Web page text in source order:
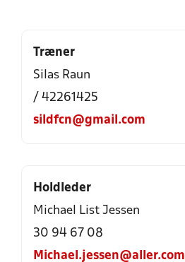
Træner
Silas Raun
/ 42261425
sildfcn@gmail.com
Holdleder
Michael List Jessen
30 94 67 08
Michael.jessen@aller.com